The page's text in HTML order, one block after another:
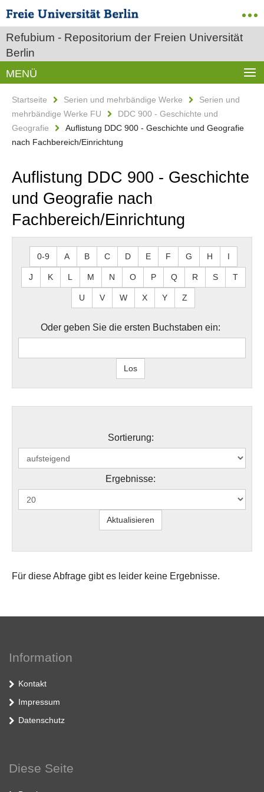
Refubium - Repositorium der Freien Universität
Berlin
MENÜ
Startseite Serien und mehrbändige Werke
Serien und
mehrbändige Werke FU
DDC 900 - Geschichte und
Geografie
Auflistung DDC 900 - Geschichte und Geografie
nach Fachbereich/Einrichtung
Auflistung DDC 900 - Geschichte
und Geografie nach
Fachbereich/Einrichtung
0-9 A B C D E F G H I
J K L M N O P Q R S T
U V W X Y Z
Oder geben Sie die ersten Buchstaben ein:
Sortierung:
Ergebnisse:
Für diese Abfrage gibt es leider keine Ergebnisse.
Information
Kontakt
Impressum
Datenschutz
Diese Seite